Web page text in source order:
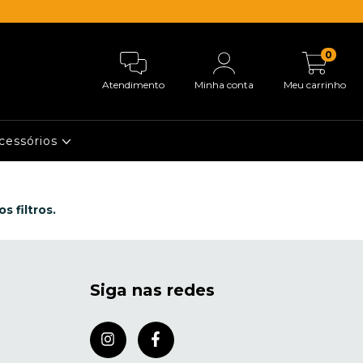
Atendimento Minha conta Meu carrinho
0
filtros.
Siga nas redes